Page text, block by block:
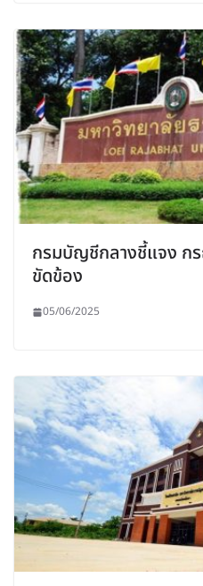
กรมบัญชีกลางชี้แจง ก
ขัดข้อง
05/06/2025